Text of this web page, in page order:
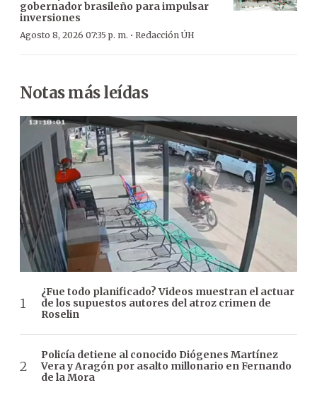
gobernador brasileño para impulsar
inversiones
Agosto 8, 2026 07:35 p. m. · Redacción ÚH
Notas más leídas
¿Fue todo planificado? Videos muestran el actuar
de los supuestos autores del atroz crimen de
Roselin
Policía detiene al conocido Diógenes Martínez
Vera y Aragón por asalto millonario en Fernando
de la Mora